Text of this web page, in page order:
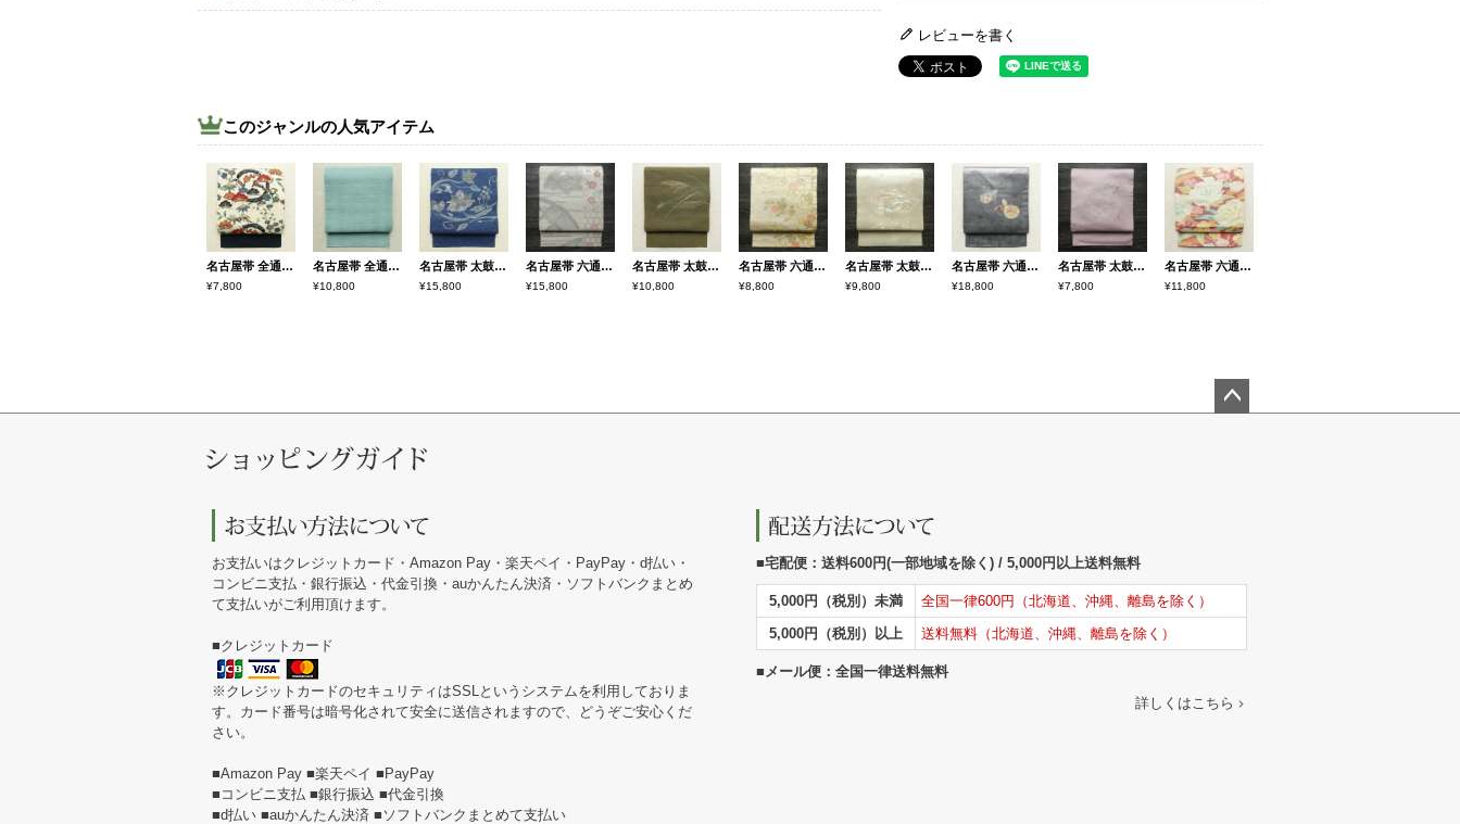
レビューを書く
このジャンルの人気アイテム
名古屋帯 全通柄 正絹 古典柄 名古屋仕立て なごや帯 リサイクル帯 帯 クリーム
¥7,800
名古屋帯 全通柄 良品 夏用 混紡 縞柄・線柄 松葉仕立て なごや帯 リサイクル帯 帯 青・紺
¥10,800
名古屋帯 太鼓柄 美品 正絹 花柄 松葉仕立て なごや帯 リサイクル帯 帯 青・紺
¥15,800
名古屋帯 六通柄 美品 夏用 混紡 木の葉・植物柄 通し仕立て なごや帯 リサイクル帯 帯 未使用品 グレー
¥15,800
名古屋帯 太鼓柄 夏用 正絹 木の葉・植物柄 松葉仕立て なごや帯 リサイクル帯 帯 緑・うぐいす色
¥10,800
名古屋帯 六通柄 正絹 花柄 名古屋仕立て なごや帯 リサイクル帯 帯 箔 金糸 ベージュ
¥8,800
名古屋帯 太鼓柄 相良刺繍 正絹 古典柄 名古屋仕立て なごや帯 リサイクル帯 帯 刺繍 箔 クリーム
¥9,800
名古屋帯 六通柄 美品 正絹 古典柄 名古屋仕立て なごや帯 リサイクル帯 帯 ひょうたん 瓢箪 刺繍 箔 上品 紫・藤色
¥18,800
名古屋帯 太鼓柄 正絹 木の葉・植物柄 名古屋仕立て なごや帯 リサイクル帯 帯 銀糸 紫・藤色
¥7,800
名古屋帯 六通柄 良品 ふくれ織 正絹 花柄 松葉仕立て なごや帯 リサイクル帯 帯 赤・朱
¥11,800
お支払いはクレジットカード・Amazon Pay・楽天ペイ・PayPay・d払い・
コンビニ支払・銀行振込・代金引換・auかんたん決済・ソフトバンクまとめ
て支払いがご利用頂けます。
■クレジットカード
※クレジットカードのセキュリティはSSLというシステムを利用しておりま
す。カード番号は暗号化されて安全に送信されますので、どうぞご安心くだ
さい。
■Amazon Pay ■楽天ペイ ■PayPay
■コンビニ支払 ■銀行振込 ■代金引換
■d払い ■auかんたん決済 ■ソフトバンクまとめて支払い
■宅配便：送料600円(一部地域を除く) / 5,000円以上送料無料
5,000円（税別）未満
全国一律600円（北海道、沖縄、離島を除く）
5,000円（税別）以上
送料無料（北海道、沖縄、離島を除く）
■メール便：全国一律送料無料
詳しくはこちら